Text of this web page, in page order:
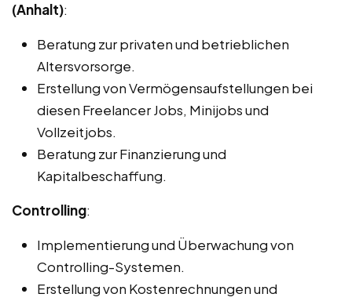
(Anhalt):
Beratung zur privaten und betrieblichen
Altersvorsorge.
Erstellung von Vermögensaufstellungen bei
diesen Freelancer Jobs, Minijobs und
Vollzeitjobs.
Beratung zur Finanzierung und
Kapitalbeschaffung.
Controlling:
Implementierung und Überwachung von
Controlling-Systemen.
Erstellung von Kostenrechnungen und